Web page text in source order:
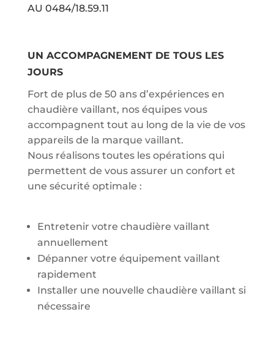
AU 0484/18.59.11
UN ACCOMPAGNEMENT DE TOUS LES
JOURS
Fort de plus de 50 ans d’expériences en
chaudière vaillant, nos équipes vous
accompagnent tout au long de la vie de vos
appareils de la marque vaillant.
Nous réalisons toutes les opérations qui
permettent de vous assurer un confort et
une sécurité optimale :
Entretenir votre chaudière vaillant
annuellement
Dépanner votre équipement vaillant
rapidement
Installer une nouvelle chaudière vaillant si
nécessaire